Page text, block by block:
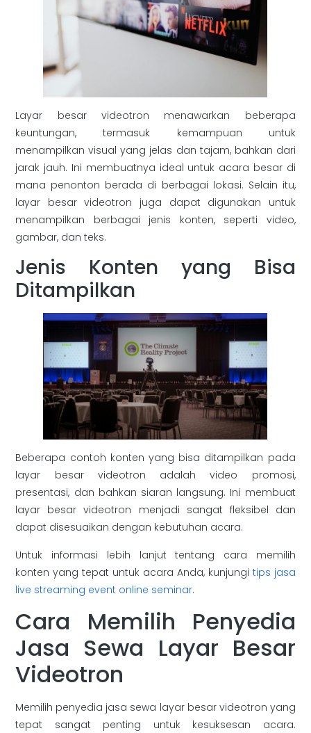
Layar besar videotron menawarkan beberapa
keuntungan, termasuk kemampuan untuk
menampilkan visual yang jelas dan tajam, bahkan dari
jarak jauh. Ini membuatnya ideal untuk acara besar di
mana penonton berada di berbagai lokasi. Selain itu,
layar besar videotron juga dapat digunakan untuk
menampilkan berbagai jenis konten, seperti video,
gambar, dan teks.
Jenis Konten yang Bisa
Ditampilkan
Beberapa contoh konten yang bisa ditampilkan pada
layar besar videotron adalah video promosi,
presentasi, dan bahkan siaran langsung. Ini membuat
layar besar videotron menjadi sangat fleksibel dan
dapat disesuaikan dengan kebutuhan acara.
Untuk informasi lebih lanjut tentang cara memilih
konten yang tepat untuk acara Anda, kunjungi tips jasa
live streaming event online seminar.
Cara Memilih Penyedia
Jasa Sewa Layar Besar
Videotron
Memilih penyedia jasa sewa layar besar videotron yang
tepat sangat penting untuk kesuksesan acara.